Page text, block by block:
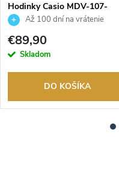
Hodinky Casio MDV-107-
1A1VEFAž 100 dní na vrátenie
tovaru. Autorizovaný predajca.
€89,90
Skladom
DO KOŠÍKA